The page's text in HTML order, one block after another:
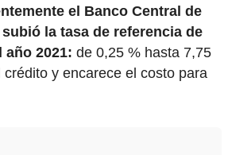
el Banco Central de
la tasa de referencia de
año 2021: de 0,25 % hasta 7,75
y encarece el costo para